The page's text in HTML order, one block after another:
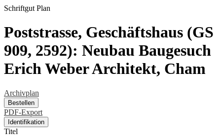
Schriftgut Plan
Poststrasse, Geschäftshaus (GS
909, 2592): Neubau Baugesuch
Erich Weber Architekt, Cham
Archivplan
Bestellen
PDF-Export
Identifikation
Titel